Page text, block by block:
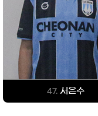
47. 서은수